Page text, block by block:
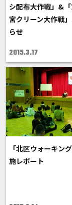
シ配布大作戦」&
宮クリーン大作戦
らせ
2015.3.17
「北区ウォーキン
施レポート